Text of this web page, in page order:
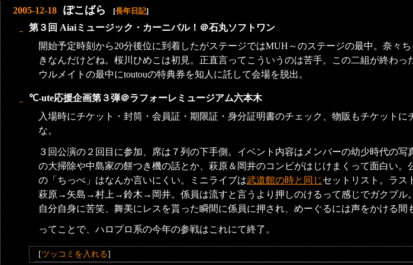
2005-12-18 ぽこばら [長年日記]
第３回 Aiaiミュージック・カーニバル！＠石丸ソフトワン
開始予定時刻から20分後位に到着したがステージではMUH～のステージの最中。奈々
きなんだけどね。桜川ひめこは初見。正直言ってこういうのは苦手。この二組が終わ
ウルメイトの最中にtoutouの特典券を知人に託して会場を脱出。
℃-ute応援企画第３弾＠ラフォーレミュージアム六本木
入場時にチケット・封筒・会員証・期限証・身分証明書のチェック、物販もチケット
な。
３回公演の２回目に参加、席は７列の下手側。イベント内容はメンバーの幼少時代の
の大掃除や中島家の餅つき機の話とか、萩原＆岡井のコンビがはじけまくって面白い
の「ちっぺ」はなんか言いにくい。ミニライブは武道館の時と同じセットリスト。ラ
萩原→矢島→村上→鈴木→岡井。係員は流すと言うより押しのけるって感じでガクブル
自分自身に苦笑、舞美にレスを貰った瞬間に係員に押され、めーぐるには声をかける
ってことで、ハロプロ系の今年の参戦はこれにて終了。
[ツッコミを入れる]